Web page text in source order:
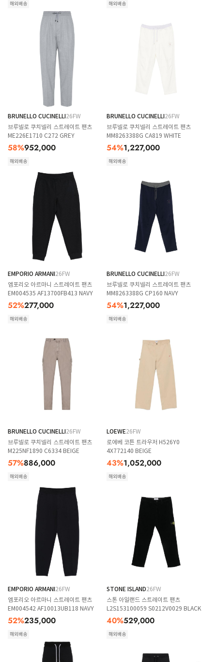
해외배송 해외배송
BRUNELLO CUCINELLI26FW
브루넬로 쿠치넬리 스트레이트 팬츠
ME226E1710 C272 GREY
58%952,000
해외배송
BRUNELLO CUCINELLI26FW
브루넬로 쿠치넬리 스트레이트 팬츠
MM8263388G CA819 WHITE
54%1,227,000
해외배송
EMPORIO ARMANI26FW
엠포리오 아르마니 스트레이트 팬츠
EM004535 AF13700FB413 NAVY
52%277,000
해외배송
BRUNELLO CUCINELLI26FW
브루넬로 쿠치넬리 스트레이트 팬츠
MM8263388G CP160 NAVY
54%1,227,000
해외배송
BRUNELLO CUCINELLI26FW
브루넬로 쿠치넬리 스트레이트 팬츠
M225NF1890 C6334 BEIGE
57%886,000
해외배송
LOEWE26FW
로에베 코튼 트라우저 H526Y0
4X772140 BEIGE
43%1,052,000
해외배송
EMPORIO ARMANI26FW
엠포리오 아르마니 스트레이트 팬츠
EM004542 AF10013UB118 NAVY
52%235,000
해외배송
STONE ISLAND26FW
스톤 아일랜드 스트레이트 팬츠
L2S153100059 S0212V0029 BLACK
40%529,000
해외배송